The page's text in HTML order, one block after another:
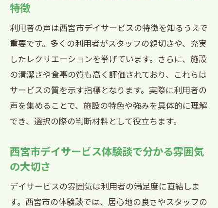
特徴
利用者の声は西宮市デイサービスの特徴を知るうえで
重要です。多くの利用者がスタッフの親切さや、充実
したレクリエーションを挙げています。さらに、施設
の清潔さや食事の質も高く評価されており、これらは
サービスの質を示す指標となります。実際に利用者の
声を集めることで、施設の特色や強みを具体的に理解
でき、選択の際の判断材料として役立ちます。
西宮市デイサービス体験談で分かる雰囲気
の大切さ
デイサービスの雰囲気は利用者の満足度に直結しま
す。西宮市の体験談では、居心地の良さやスタッフの